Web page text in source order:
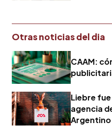
Otras noticias del dia
CAAM:
Liebre
agencia
Argentino